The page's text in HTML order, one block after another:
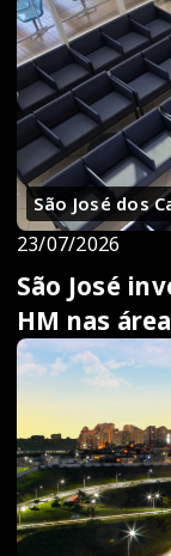
São José dos
23/07/2026
São José
HM nas